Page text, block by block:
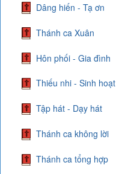
Dâng hiến - Tạ ơn
Thánh ca Xuân
Hôn phối - Gia đình
Thiếu nhi - Sinh hoạt
Tập hát - Dạy hát
Thánh ca không lời
Thánh ca tổng hợp